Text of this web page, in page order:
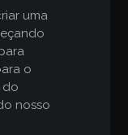
uma
o
do
nosso